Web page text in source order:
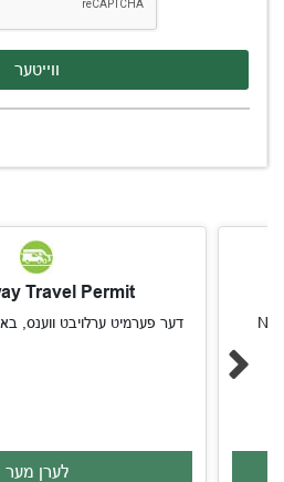
ווייטער
Travel Permit
דער פערמיט ערלויבט ווענס,
לערן מער